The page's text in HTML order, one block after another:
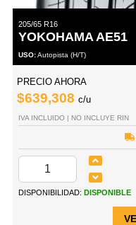
205/65 R16
YOKOHAMA AE51
USO:Autopista (H/T)
PRECIO AHORA
$639,308 c/u
IVA INCLUIDO | NO INCLUYE RIN
DISPONIBILIDAD: DISPONIBLE